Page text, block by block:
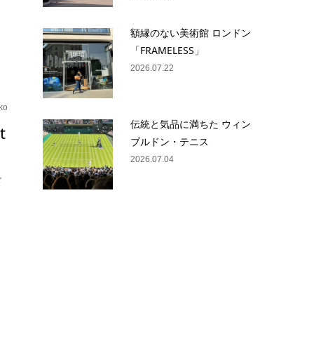
額縁のない美術館 ロンドン
「FRAMELESS」
2026.07.22
伝統と気品に満ちた ウィン
ブルドン・テニス
2026.07.04